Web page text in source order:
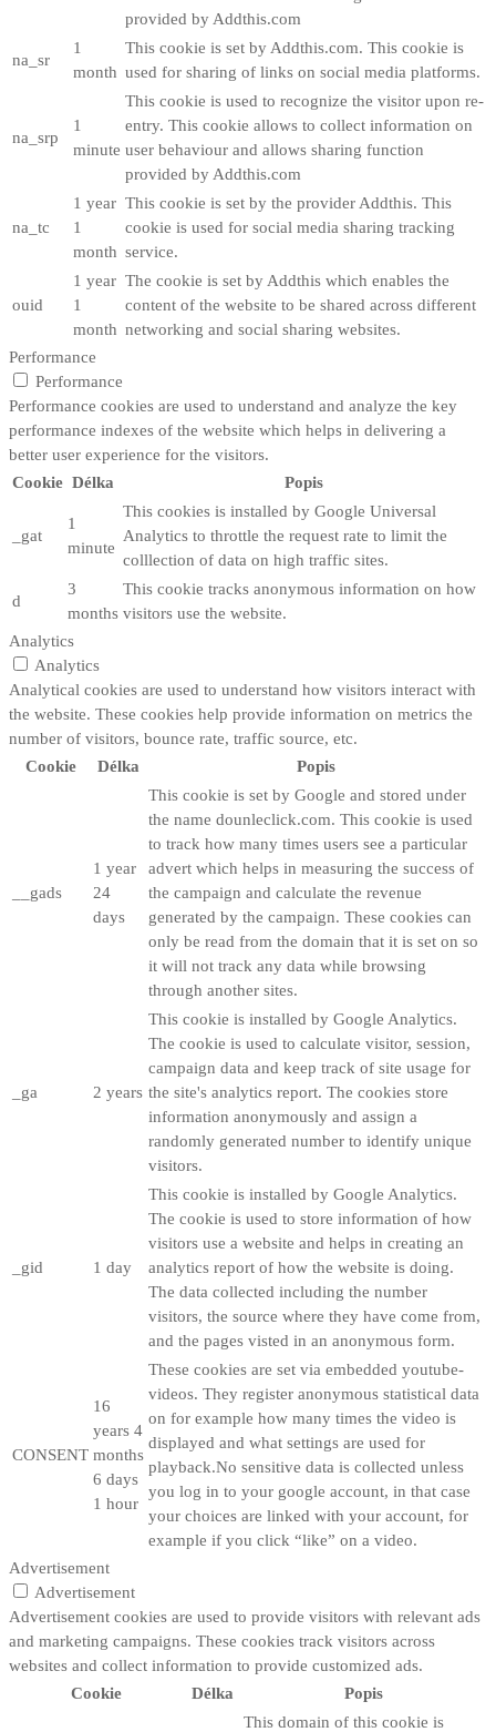
provided by Addthis.com
na_sr
1
month
This cookie is set by Addthis.com. This cookie is
used for sharing of links on social media platforms.
na_srp
1
minute
This cookie is used to recognize the visitor upon re-
entry. This cookie allows to collect information on
user behaviour and allows sharing function
provided by Addthis.com
na_tc
1 year
1
month
This cookie is set by the provider Addthis. This
cookie is used for social media sharing tracking
service.
ouid
1 year
1
month
The cookie is set by Addthis which enables the
content of the website to be shared across different
networking and social sharing websites.
Performance
Performance
Performance cookies are used to understand and analyze the key
performance indexes of the website which helps in delivering a
better user experience for the visitors.
Cookie Délka Popis
_gat
1
minute
This cookies is installed by Google Universal
Analytics to throttle the request rate to limit the
colllection of data on high traffic sites.
d
3
months
This cookie tracks anonymous information on how
visitors use the website.
Analytics
Analytics
Analytical cookies are used to understand how visitors interact with
the website. These cookies help provide information on metrics the
number of visitors, bounce rate, traffic source, etc.
Cookie
Délka Popis
__gads
1 year
24
days
This cookie is set by Google and stored under
the name dounleclick.com. This cookie is used
to track how many times users see a particular
advert which helps in measuring the success of
the campaign and calculate the revenue
generated by the campaign. These cookies can
only be read from the domain that it is set on so
it will not track any data while browsing
through another sites.
_ga 2 years
This cookie is installed by Google Analytics.
The cookie is used to calculate visitor, session,
campaign data and keep track of site usage for
the site's analytics report. The cookies store
information anonymously and assign a
randomly generated number to identify unique
visitors.
_gid 1 day
This cookie is installed by Google Analytics.
The cookie is used to store information of how
visitors use a website and helps in creating an
analytics report of how the website is doing.
The data collected including the number
visitors, the source where they have come from,
and the pages visted in an anonymous form.
CONSENT
16
years 4
months
6 days
1 hour
These cookies are set via embedded youtube-
videos. They register anonymous statistical data
on for example how many times the video is
displayed and what settings are used for
playback.No sensitive data is collected unless
you log in to your google account, in that case
your choices are linked with your account, for
example if you click “like” on a video.
Advertisement
Advertisement
Advertisement cookies are used to provide visitors with relevant ads
and marketing campaigns. These cookies track visitors across
websites and collect information to provide customized ads.
Cookie
Délka Popis
This domain of this cookie is